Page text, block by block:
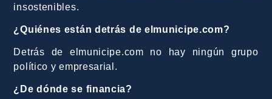
insostenibles.
¿Quiénes están detrás de elmunicipe.com?
Detrás de elmunicipe.com no hay ningún grupo
político y empresarial.
¿De dónde se financia?